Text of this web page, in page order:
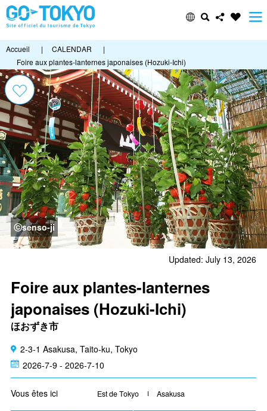
Accueil | CALENDAR
|
Foire aux plantes-lanternes japonaises (Hozuki-Ichi)
ⓒsenso-ji
Updated: July 13, 2026
Foire aux plantes-lanternes
japonaises (Hozuki-Ichi)
ほおずき市
2-3-1 Asakusa, Taito-ku, Tokyo
2026-7-9 - 2026-7-10
Vous êtes ici Est de Tokyo Asakusa